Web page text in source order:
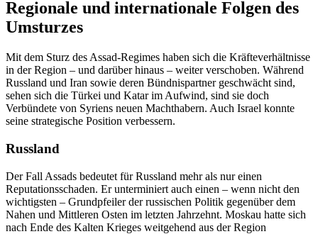
Regionale und internationale Folgen des
Umsturzes
Mit dem Sturz des Assad-Regimes haben sich die Kräfteverhältnisse
in der Region – und darüber hinaus – weiter verschoben. Während
Russland und Iran sowie deren Bündnispartner geschwächt sind,
sehen sich die Türkei und Katar im Aufwind, sind sie doch
Verbündete von Syriens neuen Machthabern. Auch Israel konnte
seine strategische Position verbessern.
Russland
Der Fall Assads bedeutet für Russland mehr als nur einen
Reputationsschaden. Er unter­miniert auch einen – wenn nicht den
wichtigsten – Grundpfeiler der russischen Politik gegenüber dem
Nahen und Mittleren Osten im letzten Jahrzehnt. Moskau hatte sich
nach Ende des Kalten Krieges weitgehend aus der Region